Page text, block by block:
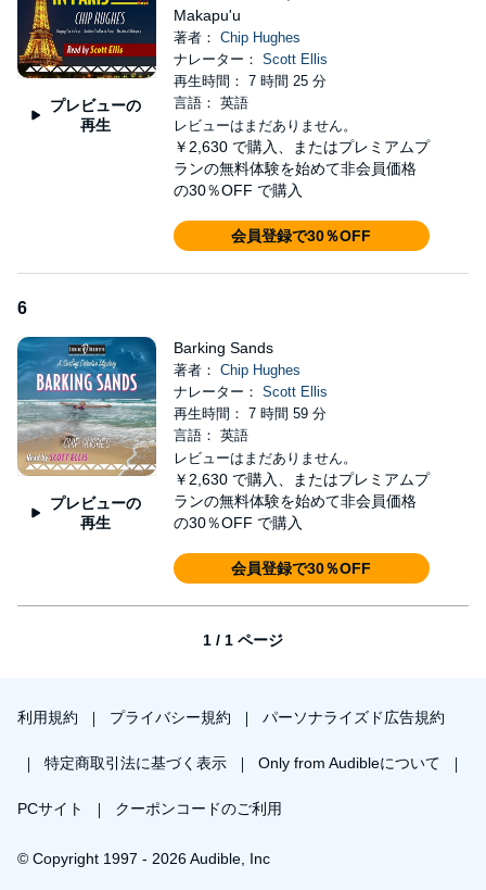
プレビューの
再生
Makapu'u
著者： Chip Hughes
ナレーター： Scott Ellis
再生時間： 7 時間 25 分
言語： 英語
レビューはまだありません。
￥2,630 で購入、またはプレミアムプ
ランの無料体験を始めて非会員価格
の30％OFF で購入
会員登録で30％OFF
6
プレビューの
再生
Barking Sands
著者： Chip Hughes
ナレーター： Scott Ellis
再生時間： 7 時間 59 分
言語： 英語
レビューはまだありません。
￥2,630 で購入、またはプレミアムプ
ランの無料体験を始めて非会員価格
の30％OFF で購入
会員登録で30％OFF
1 / 1 ページ
利用規約 プライバシー規約 パーソナライズド広告規約
特定商取引法に基づく表示 Only from Audibleについて
PCサイト クーポンコードのご利用
© Copyright 1997 - 2026 Audible, Inc